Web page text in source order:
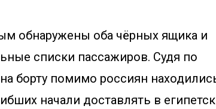
обнаружены оба чёрных ящика и
списки пассажиров. Судя по
борту помимо россиян
начали доставлять в